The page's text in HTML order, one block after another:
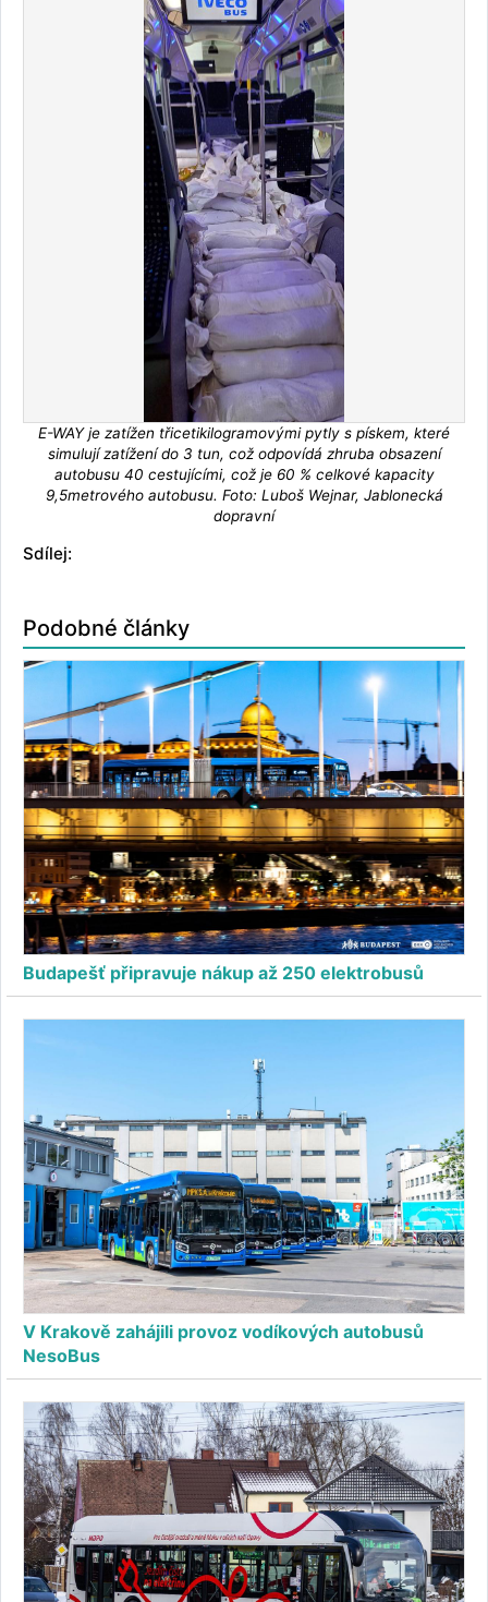
E-WAY je zatížen třicetikilogramovými pytly s pískem, které
simulují zatížení do 3 tun, což odpovídá zhruba obsazení
autobusu 40 cestujícími, což je 60 % celkové kapacity
9,5metrového autobusu. Foto: Luboš Wejnar, Jablonecká
dopravní
Sdílej:
Podobné články
Budapešť připravuje nákup až 250 elektrobusů
V Krakově zahájili provoz vodíkových autobusů
NesoBus